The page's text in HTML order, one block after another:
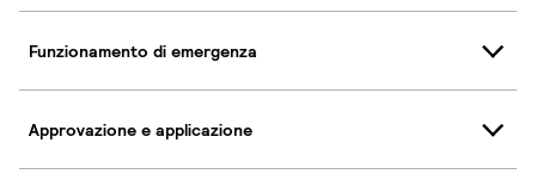
Funzionamento di emergenza
Approvazione e applicazione